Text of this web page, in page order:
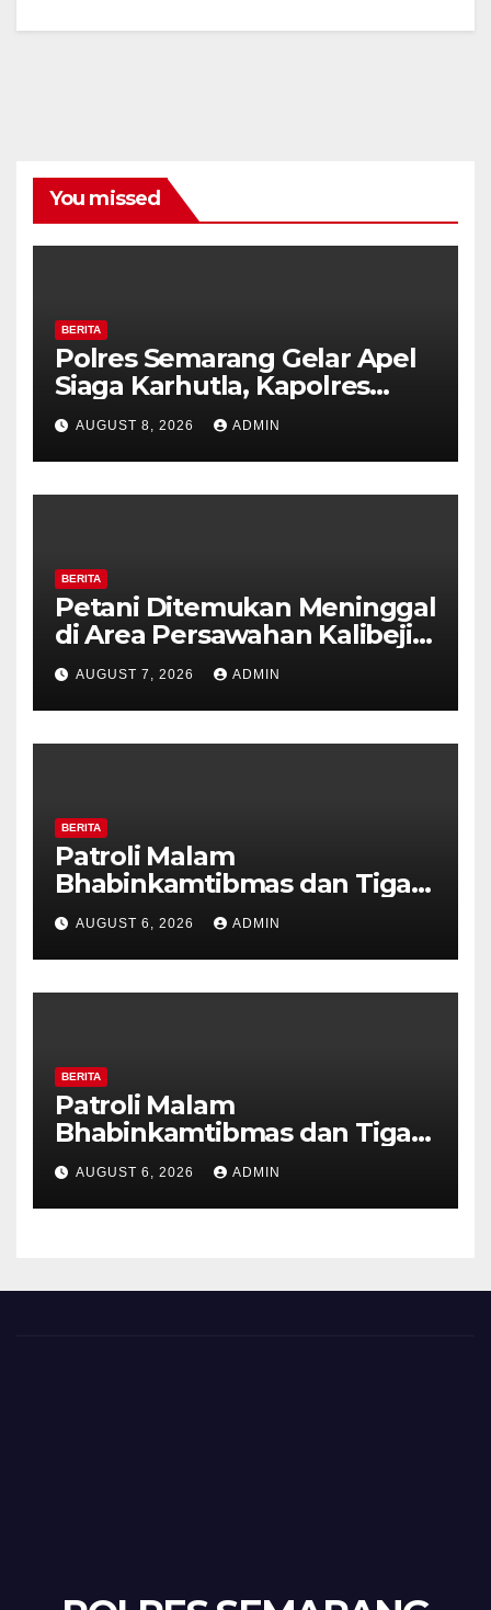
You missed
BERITA
Polres Semarang Gelar Apel
Siaga Karhutla, Kapolres
Tekankan Sinergi dan
Kesiapsiagaan Hadapi Musim
Kemarau.
AUGUST 8, 2026 ADMIN
BERITA
Petani Ditemukan Meninggal
di Area Persawahan Kalibeji,
Polisi Pastikan Tidak Ada
Tanda Kekerasan
AUGUST 7, 2026 ADMIN
BERITA
Patroli Malam
Bhabinkamtibmas dan Tiga
Pilar Kelurahan Ungaran
Perkuat Kamtibmas, Warga
Diajak Aktifkan Ronda
AUGUST 6, 2026 ADMIN
BERITA
Patroli Malam
Bhabinkamtibmas dan Tiga
Pilar Kelurahan Ungaran
Perkuat Kamtibmas, Warga
Diajak Aktifkan Ronda
AUGUST 6, 2026 ADMIN